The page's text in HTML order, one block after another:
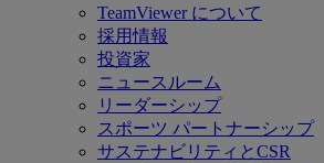
TeamViewer について
採用情報
投資家
ニュースルーム
リーダーシップ
スポーツ パートナーシップ
サステナビリティとCSR